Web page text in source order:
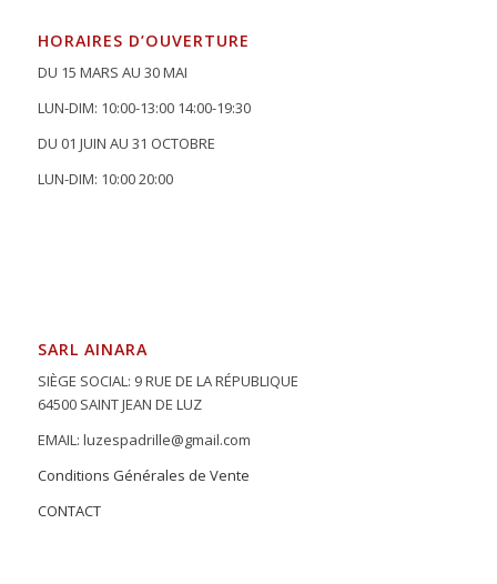
HORAIRES D’OUVERTURE
DU 15 MARS AU 30 MAI
LUN-DIM: 10:00-13:00 14:00-19:30
DU 01 JUIN AU 31 OCTOBRE
LUN-DIM: 10:00 20:00
SARL AINARA
SIÈGE SOCIAL: 9 RUE DE LA RÉPUBLIQUE
64500 SAINT JEAN DE LUZ
EMAIL: luzespadrille@gmail.com
Conditions Générales de Vente
CONTACT